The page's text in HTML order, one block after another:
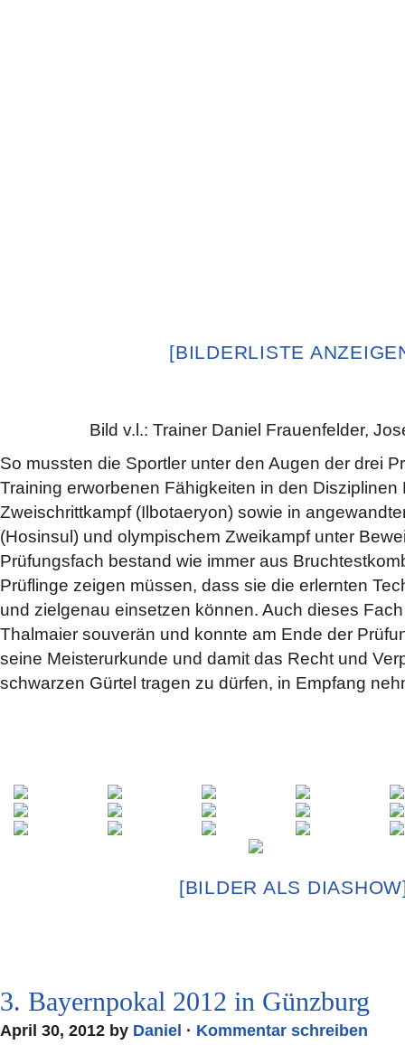
[BILDERLISTE
Bild v.l.: Trainer Daniel Frauenfelder,
So mussten die Sportler unter den Augen der drei
Training erworbenen Fähigkeiten in den
Zweischrittkampf (Ilbotaeryon) sowie in
(Hosinsul) und olympischem Zweikampf unter
Prüfungsfach bestand wie immer aus
Prüflinge zeigen müssen, dass sie die erlernten
und zielgenau einsetzen können. Auch dieses
Thalmaier souverän und konnte am Ende der
seine Meisterurkunde und damit das Recht und
schwarzen Gürtel tragen zu dürfen, in Empfang
[BILDER ALS
3. Bayernpokal 2012 in Günzburg
April 30, 2012 by Daniel · Kommentar schreiben